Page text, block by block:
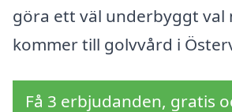
göra ett väl underbyggt val
kommer till golvvård i
Få 3 erbjudanden, gratis